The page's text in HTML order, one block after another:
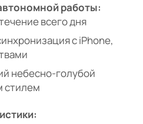
работы:
всего дня
с iPhone,
небесно-голубой
стилем